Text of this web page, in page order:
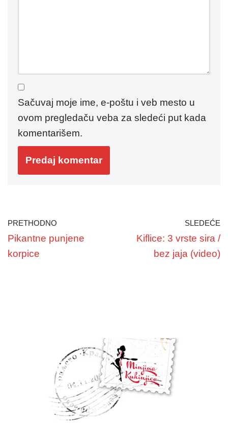
Sačuvaj moje ime, e-poštu i veb mesto u
ovom pregledaču veba za sledeći put kada
komentarišem.
PRETHODNO
Pikantne punjene
korpice
SLEDEĆE
Kiflice: 3 vrste sira /
bez jaja (video)